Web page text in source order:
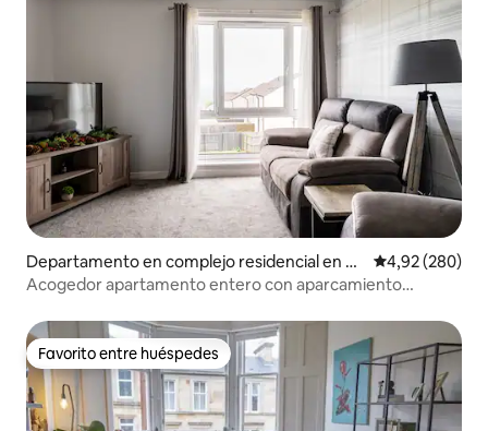
Departamento en complejo residencial en So
uth Lanarkshire
Calificación
4,92 (280)
Acogedor apartamento entero con aparcamiento
Favorito entre huéspedes
Favorito entre huéspedes